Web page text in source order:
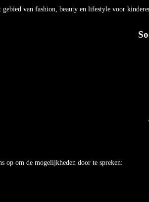
van fashion, beauty en lifestyle voor
op om de mogelijkheden door te spreken: